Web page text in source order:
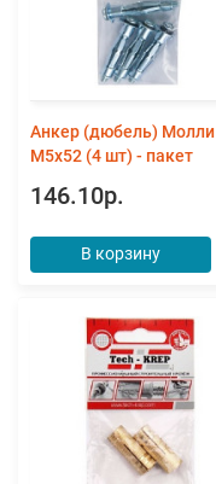
Анкер (дюбель) Молли
М5х52 (4 шт) - пакет
146.10р.
В корзину